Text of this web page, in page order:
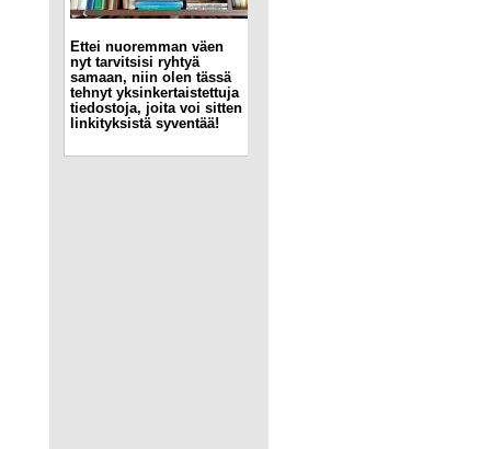
Ettei nuoremman väen
nyt tarvitsisi ryhtyä
samaan, niin olen tässä
tehnyt yksinkertaistettuja
tiedostoja, joita voi sitten
linkityksistä syventää!